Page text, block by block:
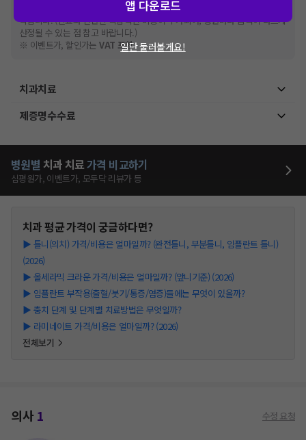
건강보험심사평가원에 고지되어 있는 급여 진료 기준 가
격입니다. (진료와 연관된 복합적인 비용이 추가되어, 병원마다 금액이 다르게
산정될 수 있는 점 참고 바랍니다.)
※ 이벤트가, 할인가는VAT 포함
치과치료
제증명수수료
병원별 치과 치료가격 비교하기
심평원가, 이벤트가, 모두닥 리뷰가 등
치과평균 가격이 궁금하다면?
▶ 틀니(의치) 가격/비용은 얼마일까? (완전틀니, 부분틀니, 임플란트 틀니)
(2026)
▶ 올세라믹 크라운 가격/비용은 얼마일까? (앞니기준) (2026)
▶ 임플란트 부작용(출혈/붓기/통증/염증)들에는 무엇이 있을까?
▶ 충치 단계 및 단계별 치료방법은 무엇일까?
▶ 라미네이트 가격/비용은 얼마일까? (2026)
전체보기
의사1 수정 요청
앱 다운로드
일단 둘러볼게요!